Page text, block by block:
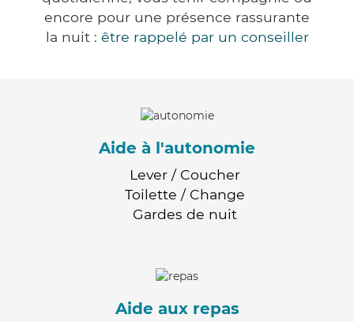
encore pour une présence rassurante
la nuit : être rappelé par un conseiller
Aide à l'autonomie
Lever / Coucher
Toilette / Change
Gardes de nuit
Aide aux repas